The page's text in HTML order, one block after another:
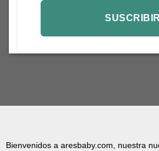
Bienvenidos a aresbaby.com, nuestra